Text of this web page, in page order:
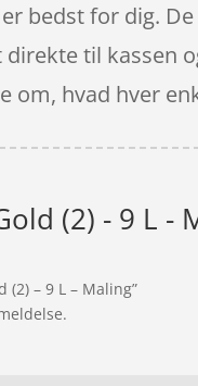
bedst for dig.
til kassen
om, hvad hver
(2) - 9 L -
– 9 L – Maling”